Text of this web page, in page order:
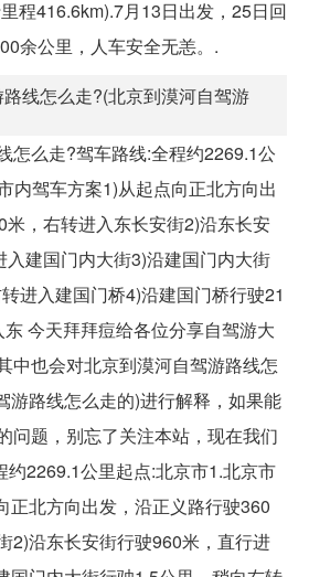
程416.6km).7月13日出发，25日回
余公里，人车安全无恙。.
线怎么走?(北京到漠河自驾游
怎么走?驾车路线:全程约2269.1公
内驾车方案1)从起点向正北方向出
，右转进入东长安街2)沿东长安
建国门内大街3)沿建国门内大街
进入建国门桥4)沿建国门桥行驶21
今天拜拜痘给各位分享自驾游大
中也会对北京到漠河自驾游路线怎
游路线怎么走的)进行解释，如果能
问题，别忘了关注本站，现在我们
约2269.1公里起点:北京市1.北京市
正北方向出发，沿正义路行驶360
2)沿东长安街行驶960米，直行进